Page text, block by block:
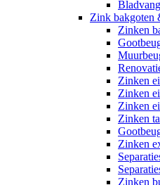
Zink bakgoten
Zinken
Zinken
Zinken
Zinken
Zinken
Zinken
Zinken